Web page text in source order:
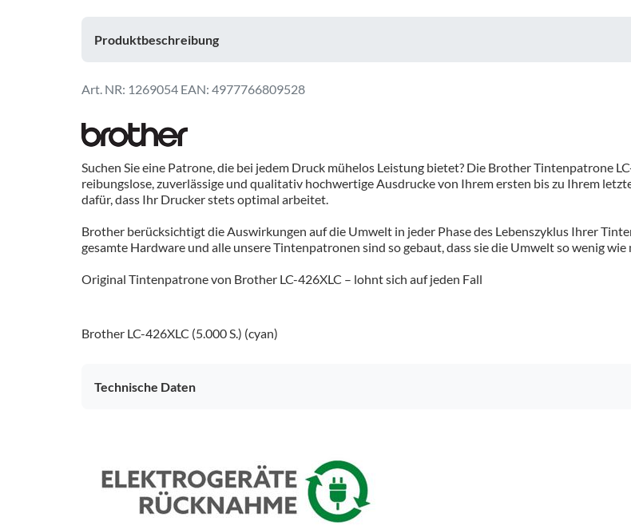
Produktbeschreibung
1269054 EAN: 4977766809528
Suchen Sie eine Patrone, die bei jedem Druck mühelos Leistung bietet? Die Brother Tintenpatrone
reibungslose, zuverlässige und qualitativ hochwertige Ausdrucke von Ihrem ersten bis zu Ihrem
dafür, dass Ihr Drucker stets optimal arbeitet.
Brother berücksichtigt die Auswirkungen auf die Umwelt in jeder Phase des Lebenszyklus Ihrer
gesamte Hardware und alle unsere Tintenpatronen sind so gebaut, dass sie die Umwelt so wenig wie
Original Tintenpatrone von Brother LC-426XLC – lohnt sich auf jeden Fall
Brother LC-426XLC (5.000 S.) (cyan)
Technische Daten